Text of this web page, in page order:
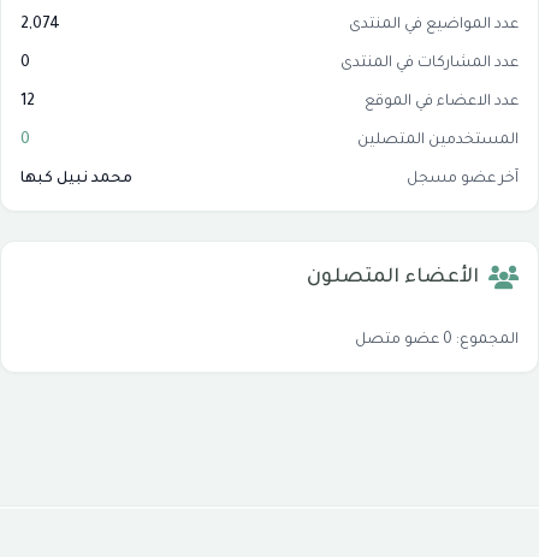
عدد المواضيع في المنتدى 2,074
عدد المشاركات في المنتدى 0
عدد الاعضاء في الموقع 12
المستخدمين المتصلين 0
آخر عضو مسجل محمد نبيل كبها
الأعضاء المتصلون
المجموع: 0 عضو متصل